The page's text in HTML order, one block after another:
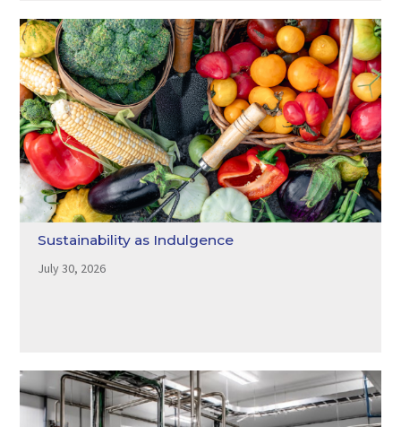
Sustainability as Indulgence
July 30, 2026